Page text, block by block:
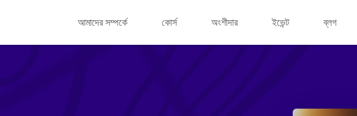
আমাদের সম্পর্কে কোর্স অংশীদার ইভেন্ট ব্লগ